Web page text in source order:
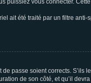
vous connecter.
ait été traité par un filtre
passe soient corrects.
de son côté, et qu’il